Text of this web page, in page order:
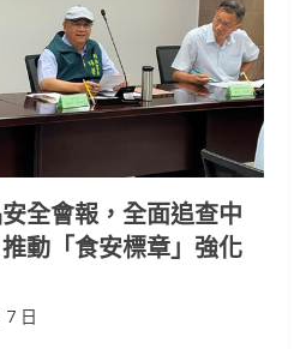
全會報，全面追查中
動「食安標章」強化
7 日